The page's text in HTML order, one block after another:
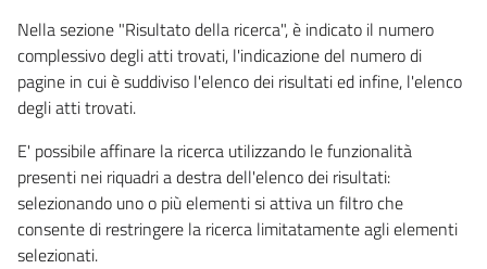
Nella sezione "Risultato della ricerca", è indicato il numero
complessivo degli atti trovati, l'indicazione del numero di
pagine in cui è suddiviso l'elenco dei risultati ed infine, l'elenco
degli atti trovati.
E' possibile affinare la ricerca utilizzando le funzionalità
presenti nei riquadri a destra dell'elenco dei risultati:
selezionando uno o più elementi si attiva un filtro che
consente di restringere la ricerca limitatamente agli elementi
selezionati.